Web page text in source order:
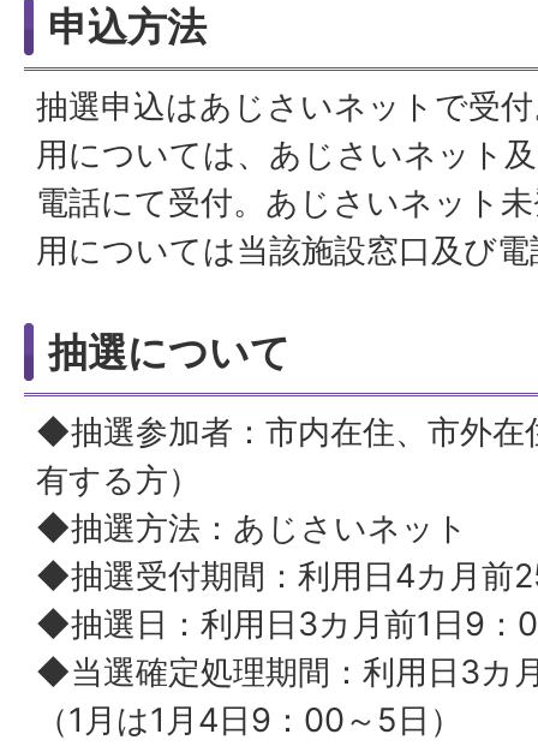
申込方法
抽選申込はあじさいネットで受
用については、あじさいネット
電話にて受付。あじさいネット
用については当該施設窓口及び
抽選について
◆抽選参加者：市内在住、市外在
有する方）
◆抽選方法：あじさいネット
◆抽選受付期間：利用日4カ月
◆抽選日：利用日3カ月前1日9
◆当選確定処理期間：利用日3カ
（1月は1月4日9：00～5日）